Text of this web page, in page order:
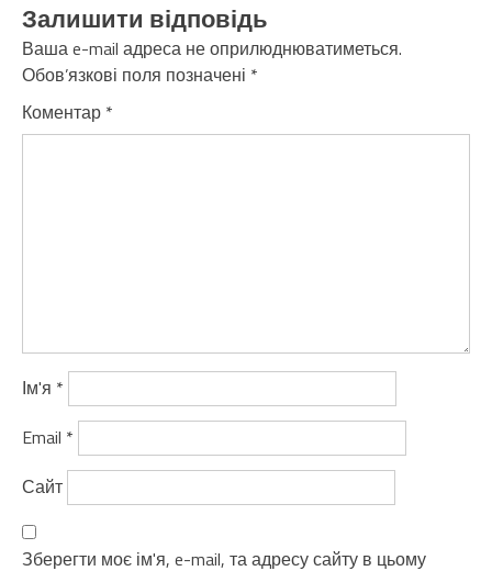
Залишити відповідь
Ваша e-mail адреса не оприлюднюватиметься.
Обов’язкові поля позначені *
Коментар *
Ім'я *
Email *
Сайт
Зберегти моє ім'я, e-mail, та адресу сайту в цьому